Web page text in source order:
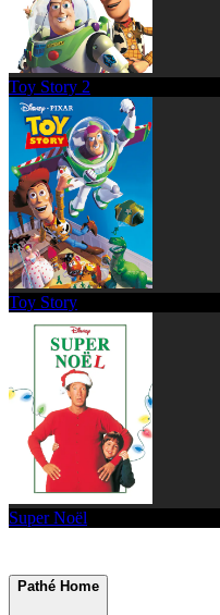
Toy Story 2
Toy Story
Super Noël
Pathé Home